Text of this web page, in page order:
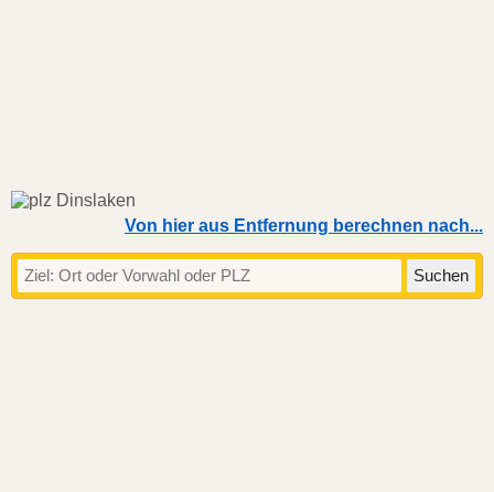
Von hier aus Entfernung berechnen nach...